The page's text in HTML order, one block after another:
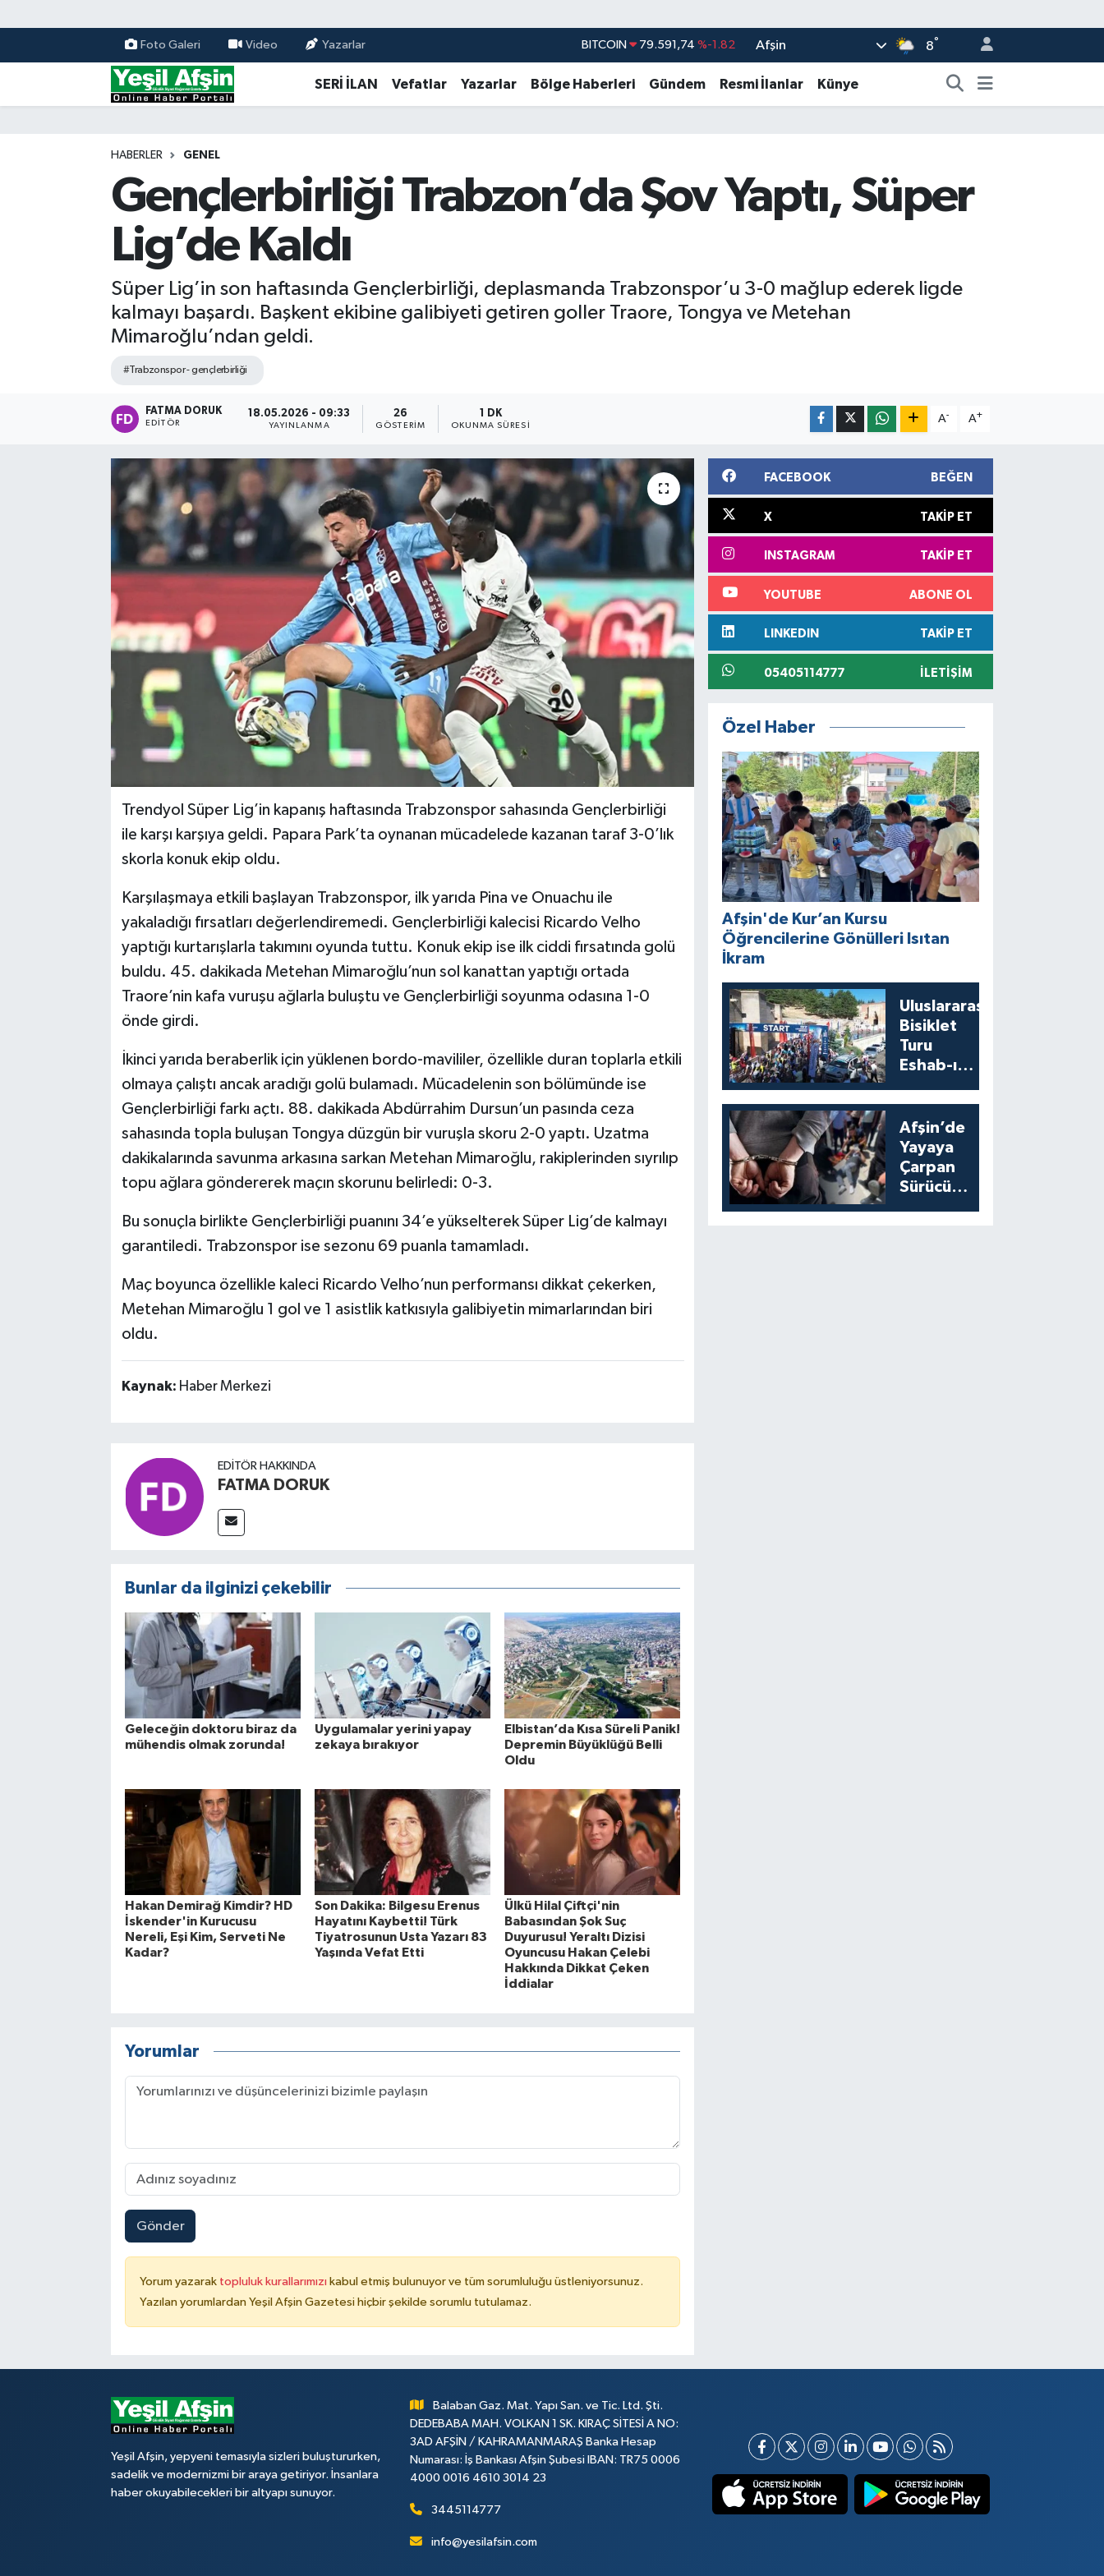
Foto Galeri Video Yazarlar DOLAR 45,43620 %0.02
EURO 53,38690 %0.19
STERLİN 61,60380 %0.18
Afşin 8°
SERİ İLAN Vefatlar Yazarlar Bölge Haberleri Gündem Resmi İlanlar Künye
HABERLER GENEL
Gençlerbirliği Trabzon’da Şov Yaptı, Süper
Lig’de Kaldı
Süper Lig’in son haftasında Gençlerbirliği, deplasmanda Trabzonspor’u 3-0 mağlup ederek ligde
kalmayı başardı. Başkent ekibine galibiyeti getiren goller Traore, Tongya ve Metehan
Mimaroğlu’ndan geldi.
#Trabzonspor - gençlerbirliği
FATMA DORUK
EDITÖR
18.05.2026 - 09:33
YAYINLANMA
26
GÖSTERIM
1 DK
OKUNMA SÜRESI
A- A+
Trendyol Süper Lig’in kapanış haftasında Trabzonspor sahasında Gençlerbirliği
ile karşı karşıya geldi. Papara Park’ta oynanan mücadelede kazanan taraf 3-0’lık
skorla konuk ekip oldu.
Karşılaşmaya etkili başlayan Trabzonspor, ilk yarıda Pina ve Onuachu ile
yakaladığı fırsatları değerlendiremedi. Gençlerbirliği kalecisi Ricardo Velho
yaptığı kurtarışlarla takımını oyunda tuttu. Konuk ekip ise ilk ciddi fırsatında golü
buldu. 45. dakikada Metehan Mimaroğlu’nun sol kanattan yaptığı ortada
Traore’nin kafa vuruşu ağlarla buluştu ve Gençlerbirliği soyunma odasına 1-0
önde girdi.
İkinci yarıda beraberlik için yüklenen bordo-mavililer, özellikle duran toplarla etkili
olmaya çalıştı ancak aradığı golü bulamadı. Mücadelenin son bölümünde ise
Gençlerbirliği farkı açtı. 88. dakikada Abdürrahim Dursun’un pasında ceza
sahasında topla buluşan Tongya düzgün bir vuruşla skoru 2-0 yaptı. Uzatma
dakikalarında savunma arkasına sarkan Metehan Mimaroğlu, rakiplerinden sıyrılıp
topu ağlara göndererek maçın skorunu belirledi: 0-3.
Bu sonuçla birlikte Gençlerbirliği puanını 34’e yükselterek Süper Lig’de kalmayı
garantiledi. Trabzonspor ise sezonu 69 puanla tamamladı.
Maç boyunca özellikle kaleci Ricardo Velho’nun performansı dikkat çekerken,
Metehan Mimaroğlu 1 gol ve 1 asistlik katkısıyla galibiyetin mimarlarından biri
oldu.
Kaynak: Haber Merkezi
EDITÖR HAKKINDA
FATMA DORUK
Bunlar da ilginizi çekebilir
Geleceğin doktoru biraz da
mühendis olmak zorunda!
Uygulamalar yerini yapay
zekaya bırakıyor
Elbistan’da Kısa Süreli Panik!
Depremin Büyüklüğü Belli
Oldu
Hakan Demirağ Kimdir? HD
İskender'in Kurucusu
Nereli, Eşi Kim, Serveti Ne
Kadar?
Son Dakika: Bilgesu Erenus
Hayatını Kaybetti! Türk
Tiyatrosunun Usta Yazarı 83
Yaşında Vefat Etti
Ülkü Hilal Çiftçi'nin
Babasından Şok Suç
Duyurusu! Yeraltı Dizisi
Oyuncusu Hakan Çelebi
Hakkında Dikkat Çeken
İddialar
Yorumlar
Gönder
Yorum yazarak topluluk kurallarımızı kabul etmiş bulunuyor ve tüm sorumluluğu üstleniyorsunuz.
Yazılan yorumlardan Yeşil Afşin Gazetesi hiçbir şekilde sorumlu tutulamaz.
FACEBOOK BEĞEN
X TAKIP ET
INSTAGRAM TAKIP ET
YOUTUBE ABONE OL
LINKEDIN TAKIP ET
05405114777 İLETIŞIM
Özel Haber
Afşin'de Kur’an Kursu
Öğrencilerine Gönülleri Isıtan
İkram
Uluslararası
Bisiklet
Turu
Eshab-ı
Start Aldı
Afşin’de
Yayaya
Çarpan
Sürücü
Yeşil Afşin, yepyeni temasıyla sizleri buluştururken,
sadelik ve modernizmi bir araya getiriyor. İnsanlara
haber okuyabilecekleri bir altyapı sunuyor.
Balaban Gaz. Mat. Yapı San. ve Tic. Ltd. Şti.
DEDEBABA MAH. VOLKAN 1 SK. KIRAÇ SİTESİ A NO:
3AD AFŞİN / KAHRAMANMARAŞ Banka Hesap
Numarası: İş Bankası Afşin Şubesi IBAN: TR75 0006
4000 0016 4610 3014 23
3445114777
info@yesilafsin.com
Vefatlar
Kahramanmaraş Nöbetçi Eczaneler
Kahramanmaraş Hava Durumu
Kahramanmaraş Trafik Yoğunluk Haritası
Süper Lig Puan Durumu ve Fikstür
Son Dakika Haberleri